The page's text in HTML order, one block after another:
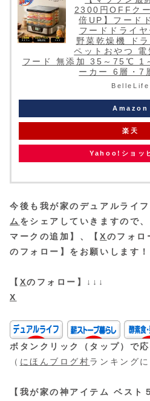
2300円OFFク
倍UP】フード
フードドライ
野菜乾燥機 ド
ペットおやつ 電
フード 無添加 35～75℃ 1
ーカー 6層・7
BelleLife
Amazon
楽天
Yahoo!ショッ
今後も我が家のデュアルライ
ム をシェアしていきますので
マークの追加】、【Xのフォロ
のフォロー】をお願いします！
【 Xのフォロー】↓↓↓
X
ボタンクリック（タップ）で
（ にほんブログ村ランキング
【我が家の神アイテム ベスト